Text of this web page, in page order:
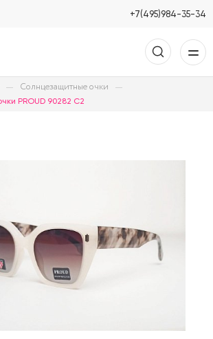
+7(495)984-35-34
Солнцезащитные очки
PROUD 90282 C2